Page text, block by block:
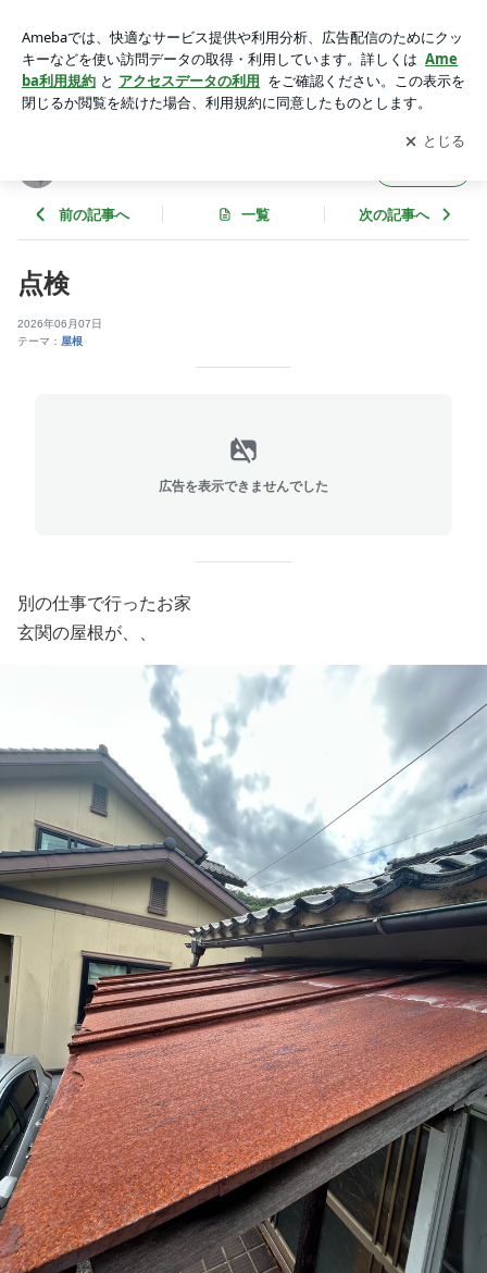
アプリをダウンロードして ブログの更新通知
を受け取りまし
ょう。
開く
前の記事へ 一覧 次の記事へ
点検
2026年06月07日
テーマ： 屋根
広告を表示できませんでした
別の仕事で行ったお家
玄関の屋根が、、